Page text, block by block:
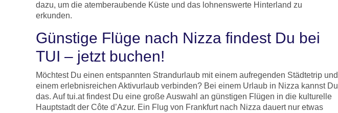
dazu, um die atemberaubende Küste und das lohnenswerte Hinterland zu
erkunden.
Günstige Flüge nach Nizza findest Du bei
TUI – jetzt buchen!
Möchtest Du einen entspannten Strandurlaub mit einem aufregenden Städtetrip und
einem erlebnisreichen Aktivurlaub verbinden? Bei einem Urlaub in Nizza kannst Du
das. Auf tui.at findest Du eine große Auswahl an günstigen Flügen in die kulturelle
Hauptstadt der Côte d’Azur. Ein Flug von Frankfurt nach Nizza dauert nur etwas